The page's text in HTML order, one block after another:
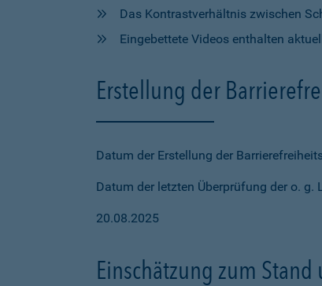
Das Kontrastverhältnis zwischen
Eingebettete Videos enthalten
Erstellung der
Datum der Erstellung der
Datum der letzten Überprüfung der o.
20.08.2025
Einschätzung zum